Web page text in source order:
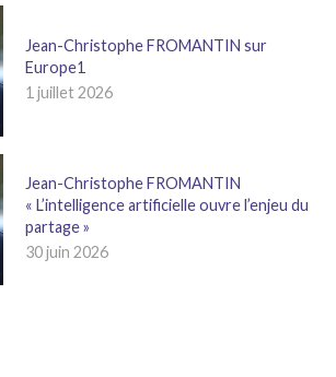
Jean-Christophe FROMANTIN sur
Europe1
1 juillet 2026
Jean-Christophe FROMANTIN
« L’intelligence artificielle ouvre l’enjeu du
partage »
30 juin 2026